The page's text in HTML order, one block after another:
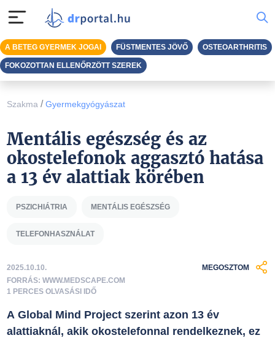
Szakma / Gyermekgyógyászat
Mentális egészség és az
okostelefonok aggasztó hatása
a 13 év alattiak körében
PSZICHIÁTRIA MENTÁLIS EGÉSZSÉG
TELEFONHASZNÁLAT
2025.10.10.
FORRÁS: WWW.MEDSCAPE.COM
1 PERCES OLVASÁSI IDŐ
MEGOSZTOM
A Global Mind Project szerint azon 13 év
alattiaknál, akik okostelefonnal rendelkeznek, ez
A BETEG GYERMEK JOGAI FÜSTMENTES JÖVŐ OSTEOARTHRITIS
FOKOZOTTAN ELLENŐRZÖTT SZEREK